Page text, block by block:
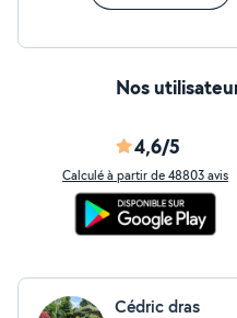
Nos
4,6/5
Calculé à partir de 48803 avis
Cédric dras